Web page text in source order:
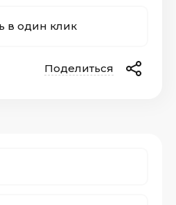
в один клик
Поделиться